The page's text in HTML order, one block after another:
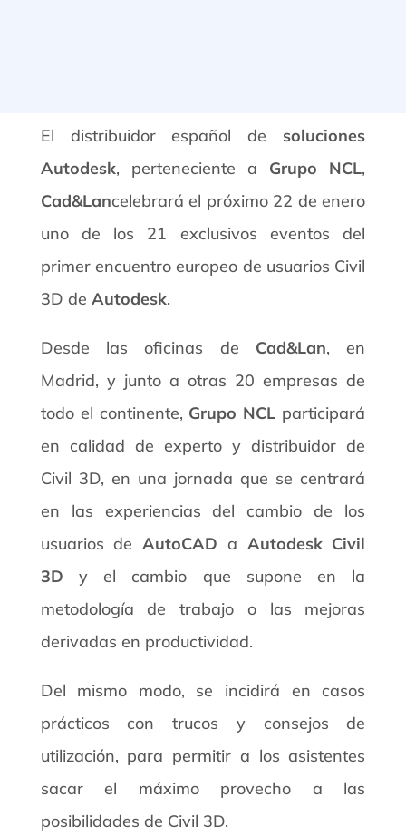
El distribuidor español de soluciones
Autodesk, perteneciente a Grupo NCL,
Cad&Lancelebrará el próximo 22 de enero
uno de los 21 exclusivos eventos del
primer encuentro europeo de usuarios Civil
3D de Autodesk.
Desde las oficinas de Cad&Lan, en
Madrid, y junto a otras 20 empresas de
todo el continente, Grupo NCL participará
en calidad de experto y distribuidor de
Civil 3D, en una jornada que se centrará
en las experiencias del cambio de los
usuarios deAutoCAD a Autodesk Civil
3D y el cambio que supone en la
metodología de trabajo o las mejoras
derivadas en productividad.
Del mismo modo, se incidirá en casos
prácticos con trucos y consejos de
utilización, para permitir a los asistentes
sacar el máximo provecho a las
posibilidades de Civil 3D.